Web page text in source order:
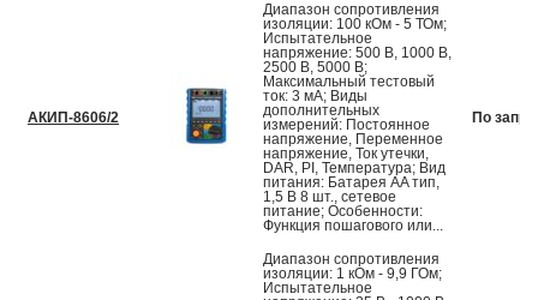
АКИП-8606/2
Диапазон сопротивления
изоляции: 100 кОм - 5 ТОм;
Испытательное
напряжение: 500 В, 1000 В,
2500 В, 5000 В;
Максимальный тестовый
ток: 3 мА; Виды
дополнительных
измерений: Постоянное
напряжение, Переменное
напряжение, Ток утечки,
DAR, PI, Температура; Вид
питания: Батарея AA тип,
1,5 В 8 шт., сетевое
питание; Особенности:
Функция пошагового или...
По
Диапазон сопротивления
изоляции: 1 кОм - 9,9 ГОм;
Испытательное